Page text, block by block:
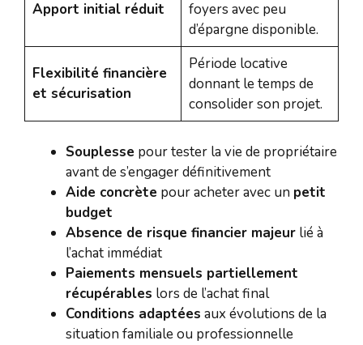
Apport initial réduit
foyers avec peu
d’épargne disponible.
Flexibilité financière
et sécurisation
Période locative
donnant le temps de
consolider son projet.
Souplesse pour tester la vie de propriétaire
avant de s’engager définitivement
Aide concrète pour acheter avec un petit
budget
Absence de risque financier majeur lié à
l’achat immédiat
Paiements mensuels partiellement
récupérables lors de l’achat final
Conditions adaptées aux évolutions de la
situation familiale ou professionnelle